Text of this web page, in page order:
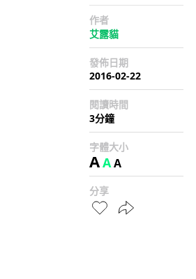
作者
艾露貓
發佈日期
2016-02-22
閱讀時間
3分鐘
字體大小
AAA
分享